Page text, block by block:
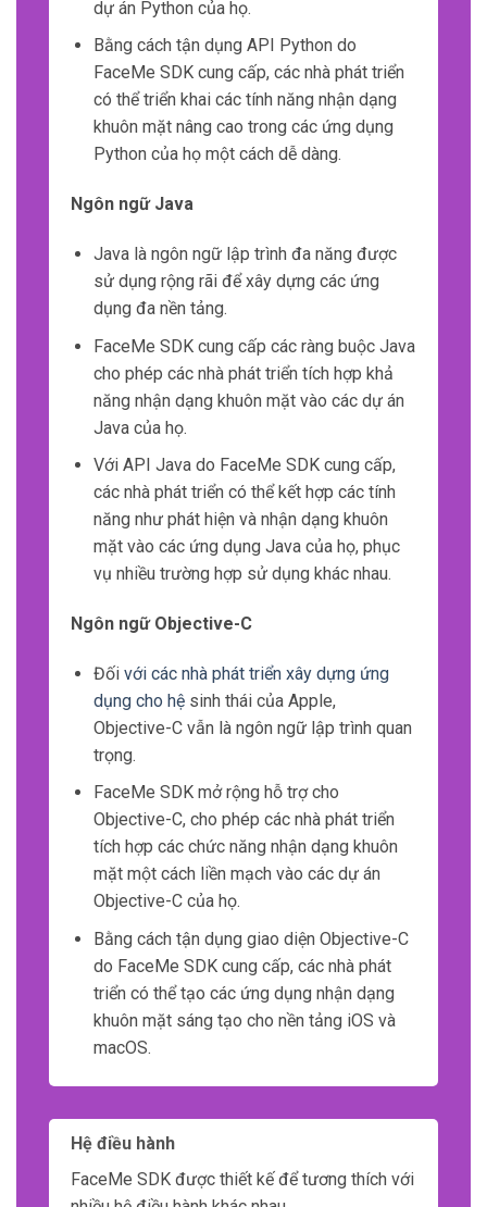
dự án Python của họ.
Bằng cách tận dụng API Python do
FaceMe SDK cung cấp, các nhà phát triển
có thể triển khai các tính năng nhận dạng
khuôn mặt nâng cao trong các ứng dụng
Python của họ một cách dễ dàng.
Ngôn ngữ Java
Java là ngôn ngữ lập trình đa năng được
sử dụng rộng rãi để xây dựng các ứng
dụng đa nền tảng.
FaceMe SDK cung cấp các ràng buộc Java
cho phép các nhà phát triển tích hợp khả
năng nhận dạng khuôn mặt vào các dự án
Java của họ.
Với API Java do FaceMe SDK cung cấp,
các nhà phát triển có thể kết hợp các tính
năng như phát hiện và nhận dạng khuôn
mặt vào các ứng dụng Java của họ, phục
vụ nhiều trường hợp sử dụng khác nhau.
Ngôn ngữ Objective-C
Đối với các nhà phát triển xây dựng ứng
dụng cho hệsinh thái của Apple,
Objective-C vẫn là ngôn ngữ lập trình quan
trọng.
FaceMe SDK mở rộng hỗ trợ cho
Objective-C, cho phép các nhà phát triển
tích hợp các chức năng nhận dạng khuôn
mặt một cách liền mạch vào các dự án
Objective-C của họ.
Bằng cách tận dụng giao diện Objective-C
do FaceMe SDK cung cấp, các nhà phát
triển có thể tạo các ứng dụng nhận dạng
khuôn mặt sáng tạo cho nền tảng iOS và
macOS.
Hệ điều hành
FaceMe SDK được thiết kế để tương thích với